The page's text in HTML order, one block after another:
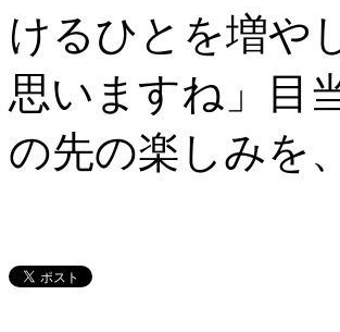
けるひとを増や
思いますね」目
の先の楽しみを